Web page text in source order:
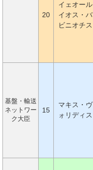
20
イェオール
イオス・バ
ビニオチス
基盤・輸送
ネットワー
ク大臣
15
マキス・ヴ
ォリディス